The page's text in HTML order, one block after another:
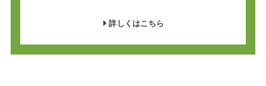
詳しくはこちら